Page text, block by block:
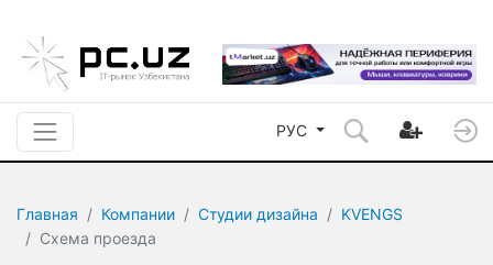
РУС
Главная Компании Студии дизайна
KVENGS
Схема проезда